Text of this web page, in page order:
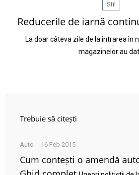
Stil
Reducerile de iarnă
La doar câteva zile de la intrarea în
magazinelor au
Trebuie să citești
Auto 16 Feb 2015
Cum contești o amendă